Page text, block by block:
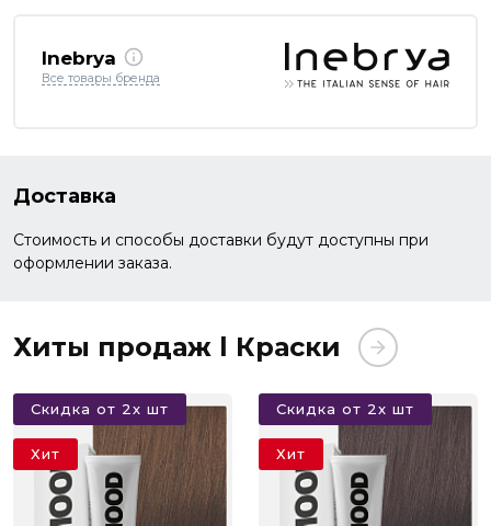
Inebrya
Все товары бренда
Доставка
Стоимость и способы доставки будут доступны при
оформлении заказа.
Хиты продаж l Краски
Скидка от 2х шт
Хит
Скидка от 2х шт
Хит